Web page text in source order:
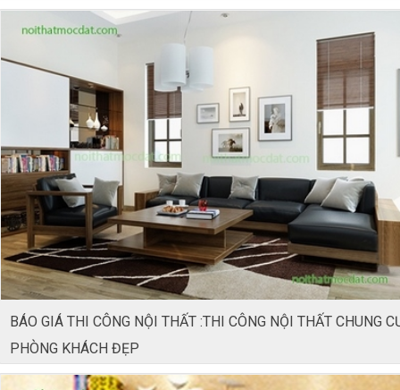
BÁO GIÁ THI CÔNG NỘI THẤT :THI CÔNG NỘI THẤT CHUNG
PHÒNG KHÁCH ĐẸP